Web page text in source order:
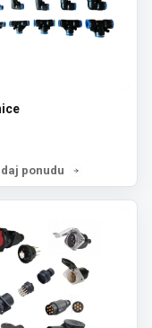
ponudu